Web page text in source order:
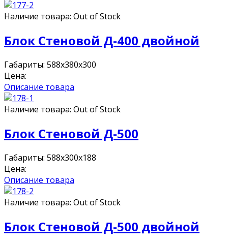
Наличие товара: Out of Stock
Блок Стеновой Д-400 двойной
Габариты: 588х380х300
Цена:
Описание товара
Наличие товара: Out of Stock
Блок Стеновой Д-500
Габариты: 588х300х188
Цена:
Описание товара
Наличие товара: Out of Stock
Блок Стеновой Д-500 двойной